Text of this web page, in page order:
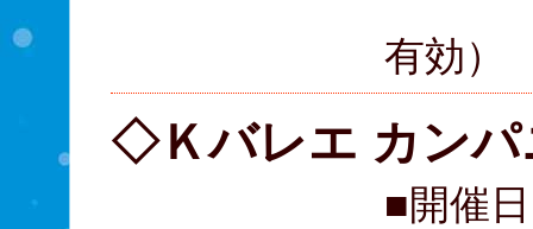
有効）
◇Ｋバレエ カンパ
■開催